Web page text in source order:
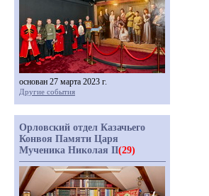
основан 27 марта 2023 г.
Другие события
Орловский отдел Казачьего
Конвоя Памяти Царя
Мученика Николая II(29)